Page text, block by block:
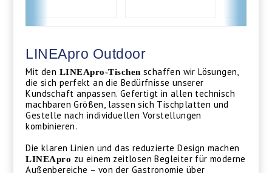
LINEApro Outdoor
Mit den LINEApro-Tischen schaffen wir Lösungen,
die sich perfekt an die Bedürfnisse unserer
Kundschaft anpassen. Gefertigt in allen technisch
machbaren Größen, lassen sich Tischplatten und
Gestelle nach individuellen Vorstellungen
kombinieren.
Die klaren Linien und das reduzierte Design machen
LINEApro zu einem zeitlosen Begleiter für moderne
Außenbereiche – von der Gastronomie über